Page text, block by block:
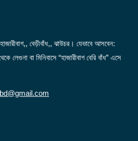
বেড়ীবাঁধ,, ঝাউচর। যেভাবে আসবেন:
লেগুনা বা মিনিবাসে “হাজারীবাগ বেরি বাঁধ” এসে